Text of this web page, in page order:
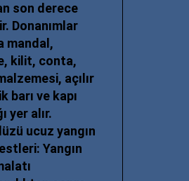
son derece
Donanımlar
mandal,
kilit, conta,
açılır
barı ve kapı
yer alır.
ucuz yangın
Yangın